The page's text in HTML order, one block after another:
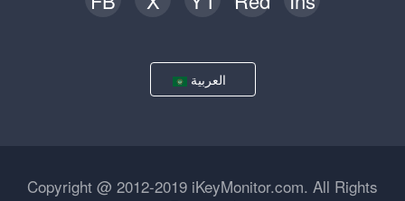
Copyright @ 2012-2019 iKeyMonitor.com. All Rights